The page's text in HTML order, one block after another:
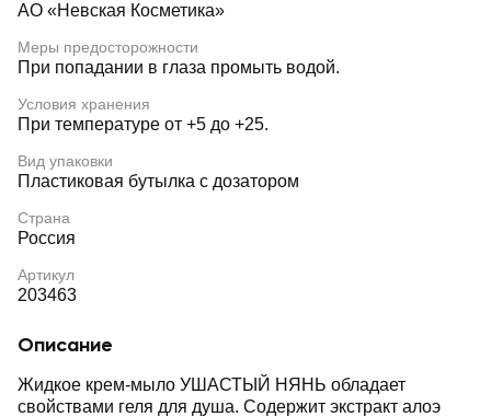
АО «Невская Косметика»
Меры предосторожности
При попадании в глаза промыть водой.
Условия хранения
При температуре от +5 до +25.
Вид упаковки
Пластиковая бутылка с дозатором
Страна
Россия
Артикул
203463
Описание
Жидкое крем-мыло УШАСТЫЙ НЯНЬ обладает
свойствами геля для душа. Содержит экстракт алоэ